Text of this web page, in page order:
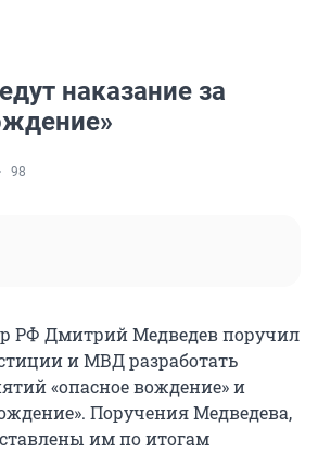
наказание за
98
РФ Дмитрий Медведев поручил
и МВД разработать
«опасное вождение» и
Поручения Медведева,
им по итогам